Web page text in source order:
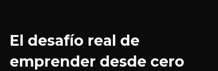
El desafío real de
emprender desde cero